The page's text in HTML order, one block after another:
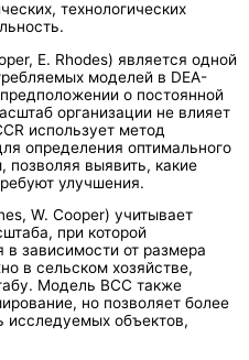
технологических
E. Rhodes) является одной
моделей в DEA-
о постоянной
организации не влияет
использует метод
определения оптимального
позволяя выявить, какие
улучшения.
W. Cooper) учитывает
при которой
зависимости от размера
в сельском хозяйстве,
Модель BCC также
но позволяет более
исследуемых объектов,